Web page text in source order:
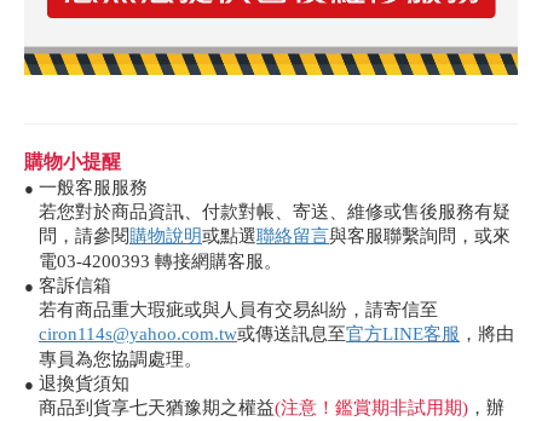
購物小提醒
● 一般客服服務
若您對於商品資訊、付款對帳、寄送、維修或售後服務有疑
問，請參閱購物說明或點選聯絡留言與客服聯繫詢問，或來
電03-4200393 轉接網購客服。
● 客訴信箱
若有商品重大瑕疵或與人員有交易糾紛，請寄信至
ciron114s@yahoo.com.tw或傳送訊息至官方LINE客服 ，將由
專員為您協調處理。
● 退換貨須知
商品到貨享七天猶豫期之權益(注意！鑑賞期非試用期) ，辦